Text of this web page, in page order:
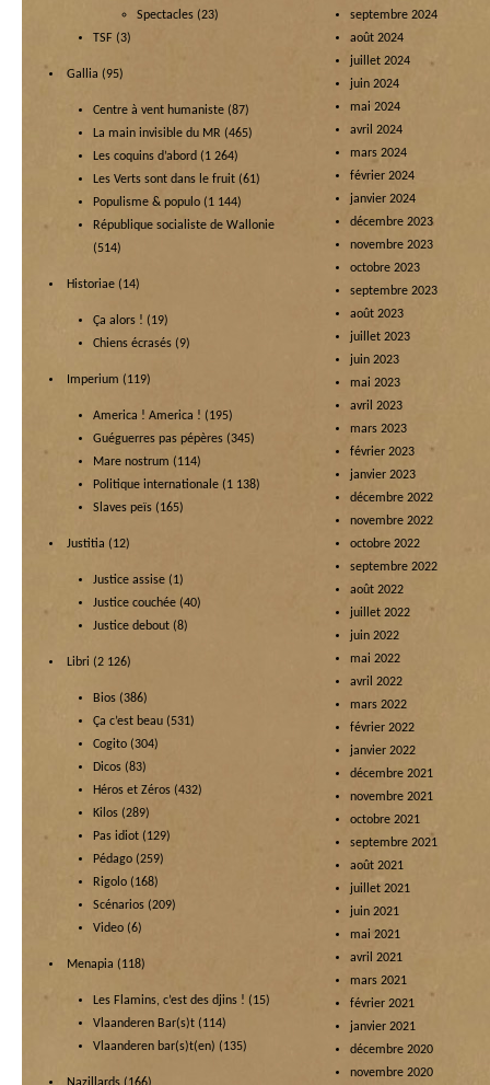
Spectacles (23)
TSF (3)
Gallia (95)
Centre à vent humaniste (87)
La main invisible du MR (465)
Les coquins d’abord (1 264)
Les Verts sont dans le fruit (61)
Populisme & populo (1 144)
République socialiste de Wallonie
(514)
Historiae (14)
Ça alors ! (19)
Chiens écrasés (9)
Imperium (119)
America ! America ! (195)
Guéguerres pas pépères (345)
Mare nostrum (114)
Politique internationale (1 138)
Slaves peïs (165)
Justitia (12)
Justice assise (1)
Justice couchée (40)
Justice debout (8)
Libri (2 126)
Bios (386)
Ça c’est beau (531)
Cogito (304)
Dicos (83)
Héros et Zéros (432)
Kilos (289)
Pas idiot (129)
Pédago (259)
Rigolo (168)
Scénarios (209)
Video (6)
Menapia (118)
Les Flamins, c’est des djins ! (15)
Vlaanderen Bar(s)t (114)
Vlaanderen bar(s)t(en) (135)
septembre 2024
août 2024
juillet 2024
juin 2024
mai 2024
avril 2024
mars 2024
février 2024
janvier 2024
décembre 2023
novembre 2023
octobre 2023
septembre 2023
août 2023
juillet 2023
juin 2023
mai 2023
avril 2023
mars 2023
février 2023
janvier 2023
décembre 2022
novembre 2022
octobre 2022
septembre 2022
août 2022
juillet 2022
juin 2022
mai 2022
avril 2022
mars 2022
février 2022
janvier 2022
décembre 2021
novembre 2021
octobre 2021
septembre 2021
août 2021
juillet 2021
juin 2021
mai 2021
avril 2021
mars 2021
février 2021
janvier 2021
décembre 2020
novembre 2020